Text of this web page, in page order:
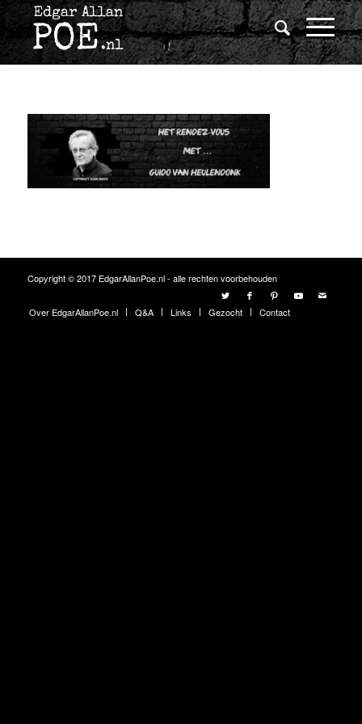
Copyright © 2017 EdgarAllanPoe.nl - alle rechten voorbehouden
Over EdgarAllanPoe.nl Q&A Links Gezocht Contact